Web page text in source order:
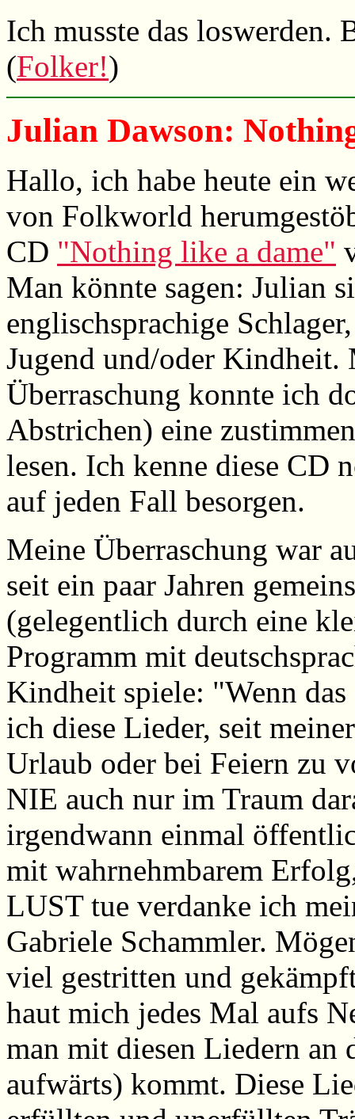
Ich musste das loswerden.
(Folker!)
Julian Dawson:
Hallo, ich habe heute ein
von Folkworld
CD "Nothing like a dame"
Man könnte sagen: Julian
englischsprachige
Jugend und/oder Kindheit.
Überraschung konnte ich
Abstrichen) eine
lesen. Ich kenne diese CD
auf jeden Fall besorgen.
Meine Überraschung war
seit ein paar Jahren
(gelegentlich durch eine
Programm mit
Kindheit spiele: "Wenn das
ich diese Lieder, seit
Urlaub oder bei Feiern zu
NIE auch nur im Traum
irgendwann einmal
mit wahrnehmbarem
LUST tue verdanke ich
Gabriele Schammler.
viel gestritten und
haut mich jedes Mal aufs
man mit diesen Liedern an
aufwärts) kommt. Diese